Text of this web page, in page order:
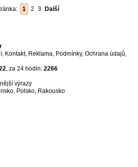
1 2 3 Další
, Kontakt, Reklama, Podmínky, Ochrana údajů,
, za 24 hodin: 2266
výrazy
, Polsko, Rakousko